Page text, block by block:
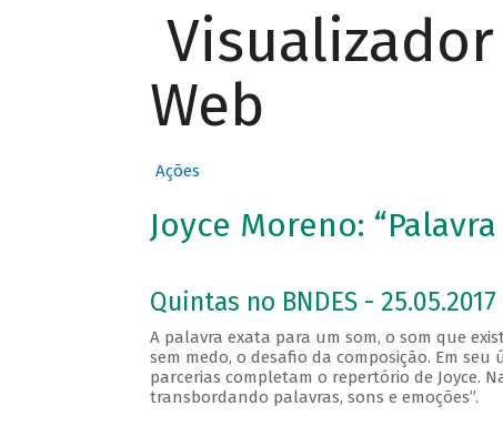
Web
Ações
Joyce Moreno:
Quintas no BNDES - 25.05.2017
A palavra exata para um som, o som que
sem medo, o desafio da composição. Em seu
parcerias completam o repertório de Joyce.
transbordando palavras, sons e emoções”.